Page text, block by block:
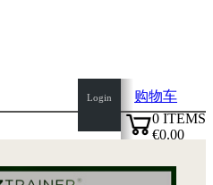
Login
购物车
0 ITEMS
€0.00